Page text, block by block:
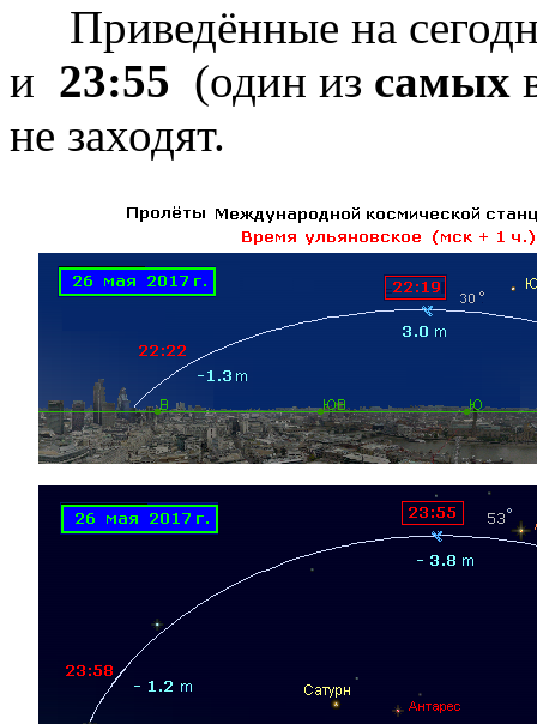
Приведённые на
и 23:55 (один из самых
не заходят.